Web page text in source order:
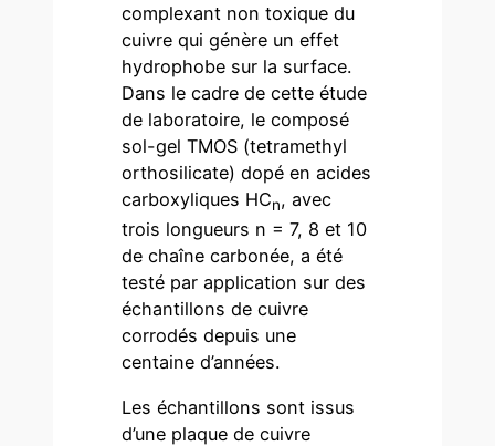
complexant non toxique du
cuivre qui génère un effet
hydrophobe sur la surface.
Dans le cadre de cette étude
de laboratoire, le composé
sol-gel TMOS (tetramethyl
orthosilicate) dopé en acides
carboxyliques HCn, avec
trois longueurs n = 7, 8 et 10
de chaîne carbonée, a été
testé par application sur des
échantillons de cuivre
corrodés depuis une
centaine d’années.
Les échantillons sont issus
d’une plaque de cuivre